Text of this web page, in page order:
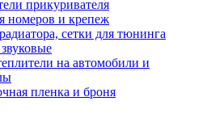
прикуривателя
номеров и крепеж
сетки для тюнинга
на автомобили и
пленка и броня